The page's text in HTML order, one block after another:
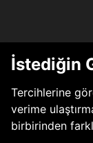
İstediğin
Tercihlerine
verime
birbirinden